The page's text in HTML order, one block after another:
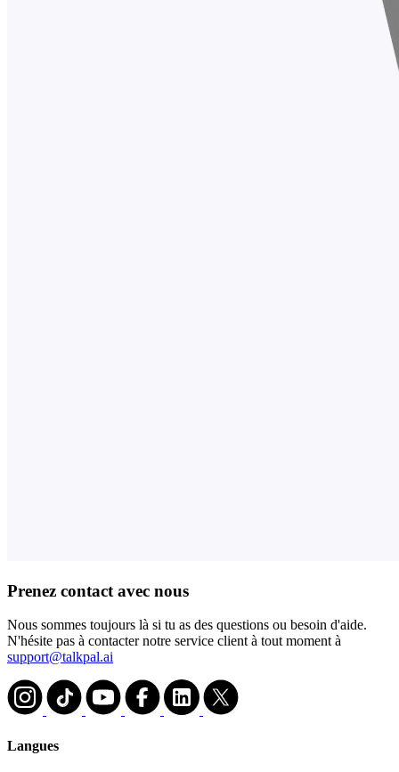
Prenez contact avec nous
Nous sommes toujours là si tu as des questions ou besoin d'aide.
N'hésite pas à contacter notre service client à tout moment à
support@talkpal.ai
Langues